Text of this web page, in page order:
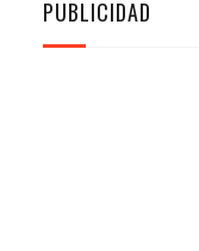
PUBLICIDAD